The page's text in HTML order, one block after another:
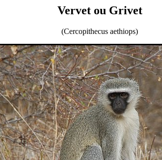
Vervet ou Grivet
(Cercopithecus aethiops)